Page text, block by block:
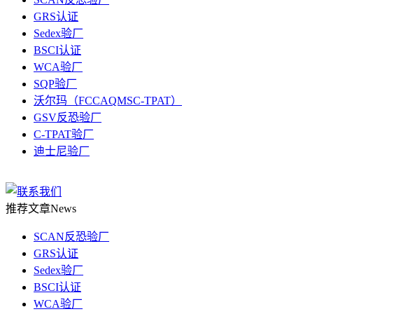
GRS认证
Sedex验厂
BSCI认证
WCA验厂
SQP验厂
沃尔玛（FCCAQMSC-TPAT）
GSV反恐验厂
C-TPAT验厂
迪士尼验厂
推荐文章News
SCAN反恐验厂
GRS认证
Sedex验厂
BSCI认证
WCA验厂